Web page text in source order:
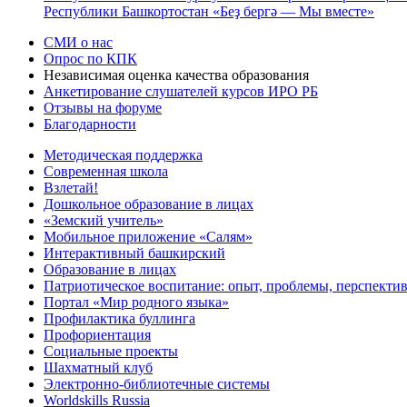
Республики Башкортостан «Беҙ бергә — Мы вместе»
СМИ о нас
Опрос по КПК
Независимая оценка качества образования
Анкетирование слушателей курсов ИРО РБ
Отзывы на форуме
Благодарности
Методическая поддержка
Современная школа
Взлетай!
Дошкольное образование в лицах
«Земский учитель»
Мобильное приложение «Салям»
Интерактивный башкирский
Образование в лицах
Патриотическое воспитание: опыт, проблемы,
Портал «Мир родного языка»
Профилактика буллинга
Профориентация
Социальные проекты
Шахматный клуб
Электронно-библиотечные системы
Worldskills Russia